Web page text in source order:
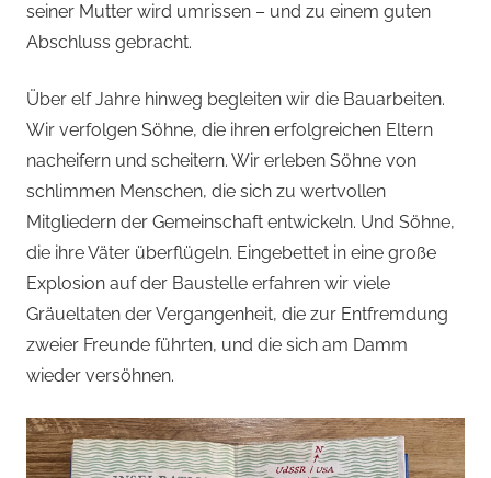
seiner Mutter wird umrissen – und zu einem guten
Abschluss gebracht.
Über elf Jahre hinweg begleiten wir die Bauarbeiten.
Wir verfolgen Söhne, die ihren erfolgreichen Eltern
nacheifern und scheitern. Wir erleben Söhne von
schlimmen Menschen, die sich zu wertvollen
Mitgliedern der Gemeinschaft entwickeln. Und Söhne,
die ihre Väter überflügeln. Eingebettet in eine große
Explosion auf der Baustelle erfahren wir viele
Gräueltaten der Vergangenheit, die zur Entfremdung
zweier Freunde führten, und die sich am Damm
wieder versöhnen.